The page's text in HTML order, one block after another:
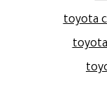
toyota